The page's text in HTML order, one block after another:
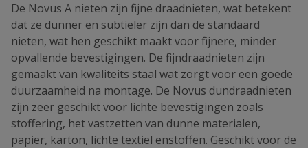
De Novus A nieten zijn fijne draadnieten, wat betekent
dat ze dunner en subtieler zijn dan de standaard
nieten, wat hen geschikt maakt voor fijnere, minder
opvallende bevestigingen. De fijndraadnieten zijn
gemaakt van kwaliteits staal wat zorgt voor een goede
duurzaamheid na montage. De Novus dundraadnieten
zijn zeer geschikt voor lichte bevestigingen zoals
stoffering, het vastzetten van dunne materialen,
papier, karton, lichte textiel enstoffen. Geschikt voor de